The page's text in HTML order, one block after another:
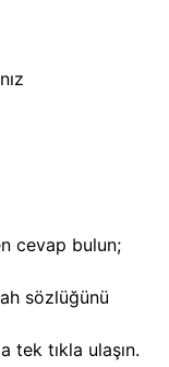
cevap bulun;
sözlüğünü
tek tıkla ulaşın.